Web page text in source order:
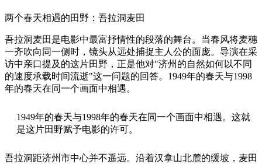
两个春天相遇的田野：吾拉洞麦田
吾拉洞麦田是电影中最富抒情性的段落的舞台。当春风将麦穗
一齐吹向同一侧时，镜头从远处捕捉主人公的面庞。导演在采
访中亲口提及的这片田野，正是他对"济州的自然如何以不同
的速度承载时间流逝"这一问题的回答。1949年的春天与1998
年的春天在同一个画面中相遇。
1949年的春天与1998年的春天在同一个画面中相遇。这就
是这片田野赋予电影的许可。
吾拉洞距济州市中心并不遥远。沿着汉拿山北麓的缓坡，麦田